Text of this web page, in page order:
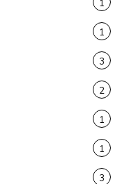
1
1
3
2
1
1
3